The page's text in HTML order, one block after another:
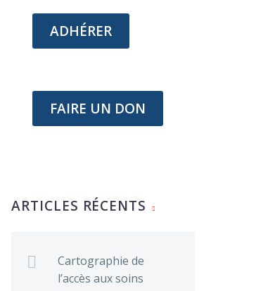
ADHÉRER
FAIRE UN DON
ARTICLES RÉCENTS
Cartographie de
l’accès aux soins